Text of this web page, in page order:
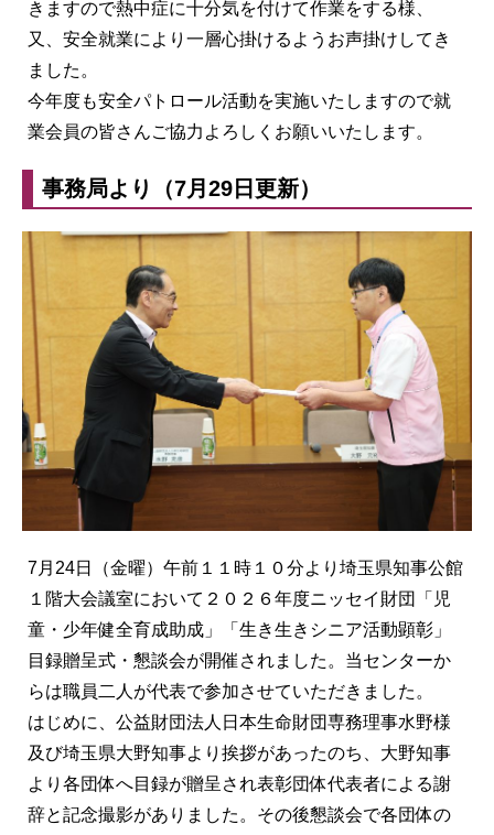
きますので熱中症に十分気を付けて作業をする様、
又、安全就業により一層心掛けるようお声掛けしてき
ました。
今年度も安全パトロール活動を実施いたしますので就
業会員の皆さんご協力よろしくお願いいたします。
事務局より（7月29日更新）
7月24日（金曜）午前１１時１０分より埼玉県知事公館
１階大会議室において２０２６年度ニッセイ財団「児
童・少年健全育成助成」「生き生きシニア活動顕彰」
目録贈呈式・懇談会が開催されました。当センターか
らは職員二人が代表で参加させていただきました。
はじめに、公益財団法人日本生命財団専務理事水野様
及び埼玉県大野知事より挨拶があったのち、大野知事
より各団体へ目録が贈呈され表彰団体代表者による謝
辞と記念撮影がありました。その後懇談会で各団体の